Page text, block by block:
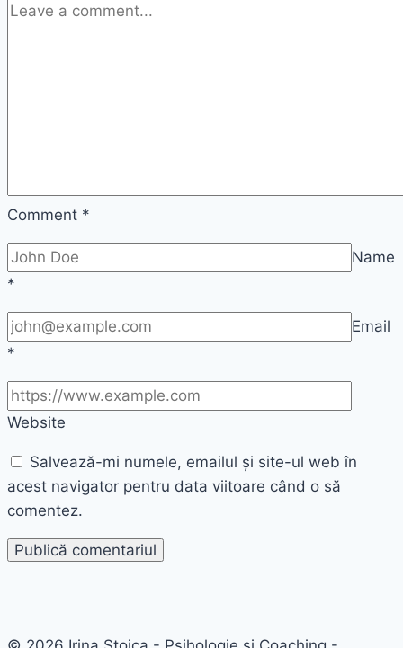
Comment *
Name
*
Email
*
Website
Salvează-mi numele, emailul și site-ul web în
acest navigator pentru data viitoare când o să
comentez.